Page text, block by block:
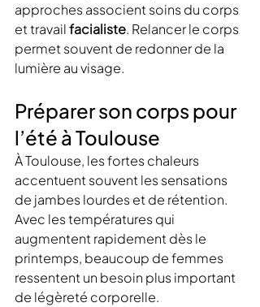
approches associent soins du corps
et travail facialiste. Relancer le corps
permet souvent de redonner de la
lumière au visage.
Préparer son corps pour
l’été à Toulouse
À Toulouse, les fortes chaleurs
accentuent souvent les sensations
de jambes lourdes et de rétention.
Avec les températures qui
augmentent rapidement dès le
printemps, beaucoup de femmes
ressentent un besoin plus important
de légèreté corporelle.